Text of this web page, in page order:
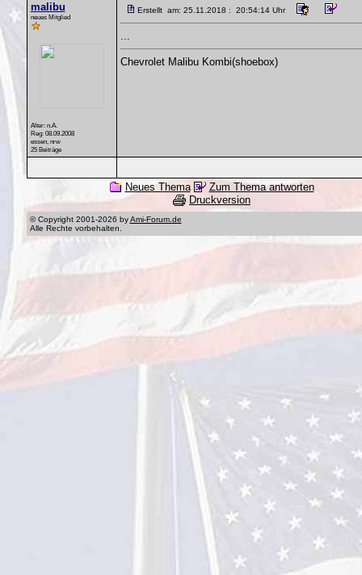
malibu
neues Mitglied
Alter: n.A.
Reg: 08.09.2008
essen, nrw
25 Beiträge
Erstellt am: 25.11.2018 : 20:54:14 Uhr
...
Chevrolet Malibu Kombi(shoebox)
Neues Thema
Zum Thema antworten
Druckversion
© Copyright 2001-2026 byAmi-Forum.de
Alle Rechte vorbehalten.